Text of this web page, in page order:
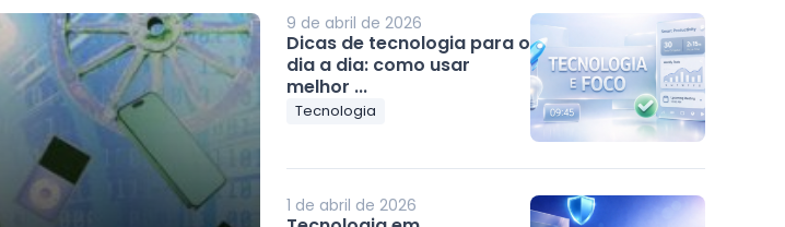
9 de abril de 2026
Dicas de tecnologia para o
dia a dia: como usar
melhor ...
Tecnologia
1 de abril de 2026